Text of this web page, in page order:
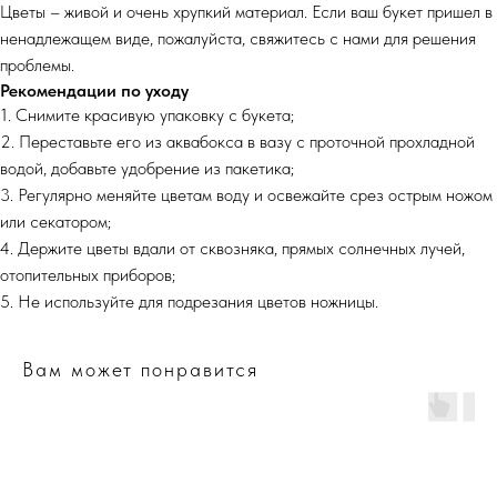
Цветы – живой и очень хрупкий материал. Если ваш букет пришел в
ненадлежащем виде, пожалуйста, свяжитесь с нами для решения
проблемы.
Рекомендации по уходу
1. Снимите красивую упаковку с букета;
2. Переставьте его из аквабокса в вазу с проточной прохладной
водой, добавьте удобрение из пакетика;
3. Регулярно меняйте цветам воду и освежайте срез острым ножом
или секатором;
4. Держите цветы вдали от сквозняка, прямых солнечных лучей,
отопительных приборов;
5. Не используйте для подрезания цветов ножницы.
Вам может понравится